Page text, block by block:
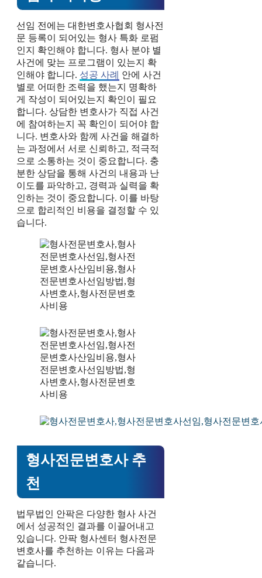
선임 전에는 대한변호사협회 형사전
문 등록이 되어있는 형사 특화 로펌
인지 확인해야 합니다. 형사 분야 별
사건에 맞는 프로그램이 있는지 확
인해야 합니다. 성공 사례 안에 사건
별로 어떠한 조력을 했는지 명확하
게 작성이 되어있는지 확인이 필요
합니다. 상담한 변호사가 직접 사건
에 참여하는지 꼭 확인이 되어야 합
니다. 변호사와 함께 사건을 해결하
는 과정에서 서로 신뢰하고, 적극적
으로 소통하는 것이 중요합니다. 충
분한 상담을 통해 사건의 내용과 난
이도를 파악하고, 경력과 실력을 확
인하는 것이 중요합니다. 이를 바탕
으로 합리적인 비용을 결정할 수 있
습니다.
형사전문변호사 추
천
법무법인 안팍은 다양한 형사 사건
에서 성공적인 결과를 이끌어내고
있습니다. 안팍 형사센터 형사전문
변호사를 추천하는 이유는 다음과
같습니다.